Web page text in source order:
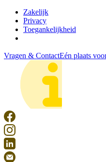
Zakelijk
Privacy
Toegankelijkheid
Vragen & ContactEén plaats